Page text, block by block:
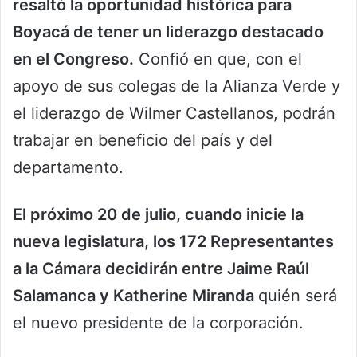
resaltó la oportunidad histórica para
Boyacá de tener un liderazgo destacado
en el Congreso. Confió en que, con el
apoyo de sus colegas de la Alianza Verde y
el liderazgo de Wilmer Castellanos, podrán
trabajar en beneficio del país y del
departamento.
El próximo 20 de julio, cuando inicie la
nueva legislatura, los 172 Representantes
a la Cámara decidirán entre Jaime Raúl
Salamanca y Katherine Miranda quién será
el nuevo presidente de la corporación.